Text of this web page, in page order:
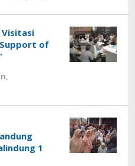
Visitasi
Support of
,
1